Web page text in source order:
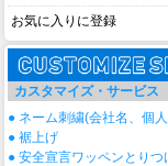
お気に入りに登録
カスタマイズ・サービス
● ネーム刺繍(会社名、個
● 裾上げ
● 安全宣言ワッペンとりつ